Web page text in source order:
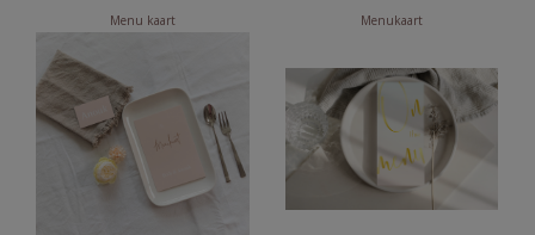
Menu kaart Menukaart